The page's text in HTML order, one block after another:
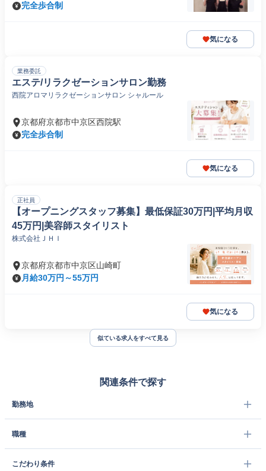
完全歩合制
気になる
業務委託
エステ/リラクゼーションサロン勤務
西院アロマリラクゼーションサロン シャルール
京都府京都市中京区西院駅
完全歩合制
気になる
正社員
【オープニングスタッフ募集】最低保証30万円|平均月収
45万円|美容師スタイリスト
株式会社ＪＨＩ
京都府京都市中京区山崎町
月給30万円～55万円
気になる
似ている求人をすべて見る
関連条件で探す
勤務地
職種
こだわり条件